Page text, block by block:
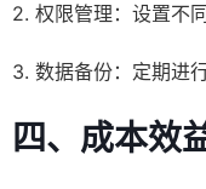
2. 权限管理：设置不
3. 数据备份：定期进
四、成本效